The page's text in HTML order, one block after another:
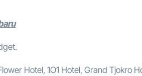
Hotel, 1O1 Hotel, Grand Tjokro